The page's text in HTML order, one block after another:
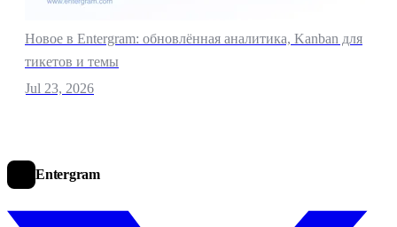
Новое в Entergram: обновлённая аналитика, Kanban для
тикетов и темы
Jul 23, 2026
Entergram